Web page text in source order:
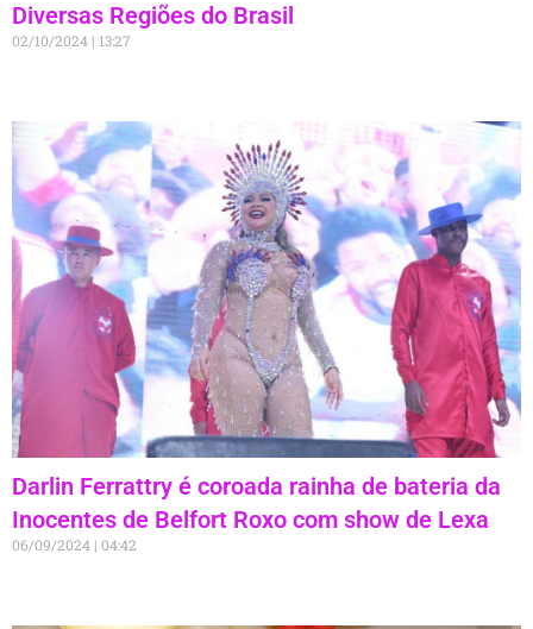
Diversas Regiões do Brasil
02/10/2024 13:27
Darlin Ferrattry é coroada rainha de bateria da
Inocentes de Belfort Roxo com show de Lexa
06/09/2024 04:42